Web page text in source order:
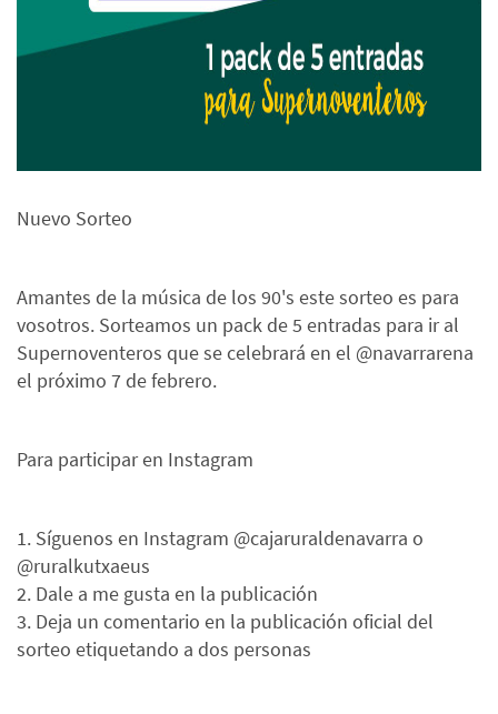
Nuevo Sorteo
Amantes de la música de los 90's este sorteo es para
vosotros. Sorteamos un pack de 5 entradas para ir al
Supernoventeros que se celebrará en el @navarrarena
el próximo 7 de febrero.
Para participar en Instagram
1. Síguenos en Instagram @cajaruraldenavarra o
@ruralkutxaeus
2. Dale a me gusta en la publicación
3. Deja un comentario en la publicación oficial del
sorteo etiquetando a dos personas